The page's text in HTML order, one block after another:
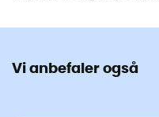
Vi anbefaler også